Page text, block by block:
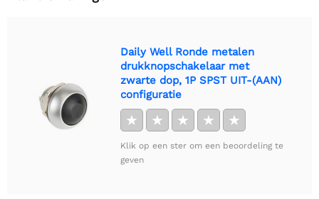
Daily Well Ronde metalen
drukknopschakelaar met
zwarte dop, 1P SPST UIT-(AAN)
configuratie
★ ★ ★ ★ ★
Klik op een ster om een beoordeling te
geven